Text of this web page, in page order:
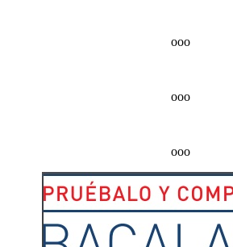
ooo
ooo
ooo